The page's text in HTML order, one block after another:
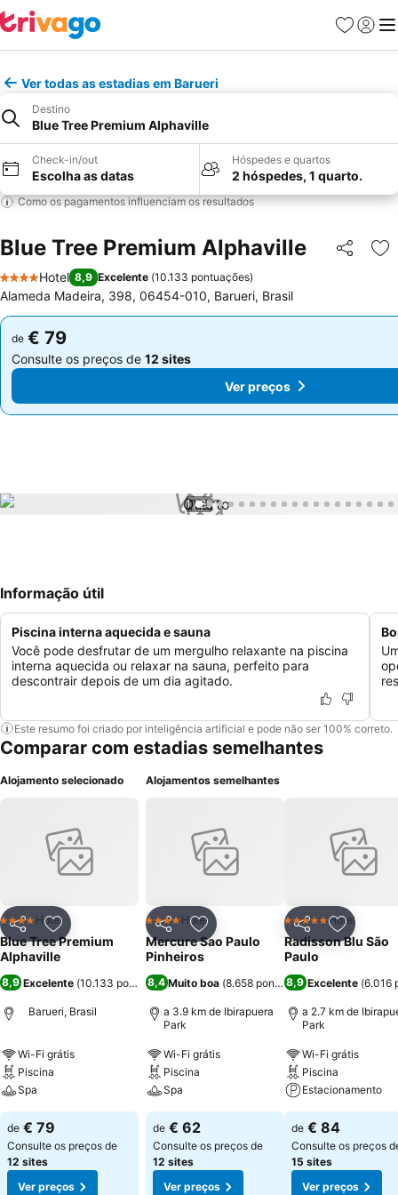
Favoritos
Iniciar
Ver todas as estadias em Barueri
Destino
Blue Tree Premium Alphaville
Check-in/out
Escolha as datas
Hóspedes e quartos
2 hóspedes, 1 quarto.
Como os pagamentos influenciam os resultados
Blue Tree Premium Alphaville Partilhar
4 Estrelas
Hotel 8,9 Excelente (10.133 pontuações)
Alameda Madeira, 398, 06454-010, Barueri, Brasil
de € 79
Consulte os preços de 12 sites
de € 79
Consulte os preços de 12 sites
Ver preços
1 / 89
Informação útil
Piscina interna aquecida e sauna
Você pode desfrutar de um mergulho relaxante na piscina
interna aquecida ou relaxar na sauna, perfeito para
descontrair depois de um dia agitado.
Este resumo foi criado por inteligência artificial e pode não ser 100% correto.
Comparar com estadias semelhantes
Alojamento selecionado
PartilharAdicionar aos favoritos
4 EstrelasHotel
Blue Tree Premium
Alphaville
8,9 Excelente (10.133 pontuações)
Barueri, Brasil
Wi-Fi grátis
Piscina
Spa
de € 79
Consulte os preços de
12 sites
Ver preços
Alojamentos semelhantes
PartilharAdicionar aos favoritos
4 EstrelasHotel
Mercure Sao Paulo
Pinheiros
8,4 Muito boa (8.658 pontuações)
a 3.9 km de Ibirapuera
Park
Wi-Fi grátis
Piscina
Spa
de € 62
Consulte os preços de
12 sites
Ver preços
Partilhar
5 EstrelasHotel
Radisson Blu São
Paulo
8,9 Excelente (6.016
a 2.7 km de
Park
Wi-Fi grátis
Piscina
Estacionamento
de € 84
Consulte os preços
15 sites
Ver preços